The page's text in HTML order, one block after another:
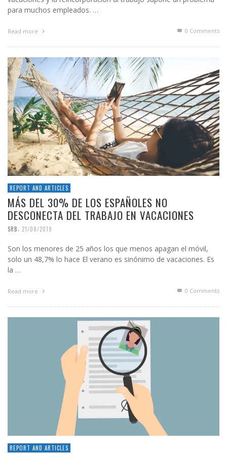
para muchos empleados. …
Read more 0 Comments
REPORT AND ARTICLES
MÁS DEL 30% DE LOS ESPAÑOLES NO
DESCONECTA DEL TRABAJO EN VACACIONES
SRB, 21/08/2019
Son los menores de 25 años los que menos apagan el móvil,
solo un 48,7% lo hace El verano es sinónimo de vacaciones. Es
la …
Read more 0 Comments
REPORT AND ARTICLES